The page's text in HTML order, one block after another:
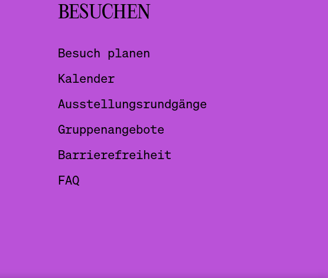
BESUCHEN
Besuch planen
Kalender
Ausstellungsrundgänge
Gruppenangebote
Barrierefreiheit
FAQ